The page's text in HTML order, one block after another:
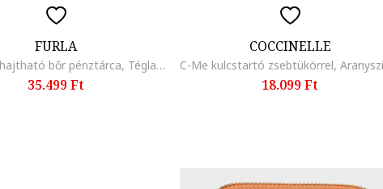
FURLA
Camelia kihajtható bőr pénztárca, Téglavörös
35.499 Ft
COCCINELLE
18.099 Ft